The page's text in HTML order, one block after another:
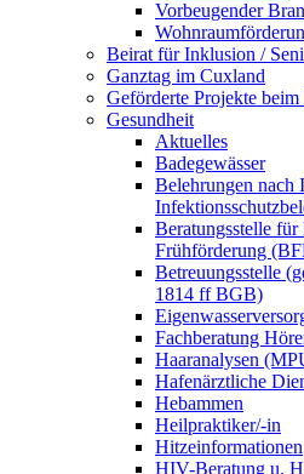
Vorbeugender
Beirat für Inklusion /
Ganztag im Cuxland
Geförderte Projekte
Gesundheit
Aktuelles
Badegewässer
Belehrungen nach
Beratungsstelle
Frühförderung
Betreuungsstelle
1814 ff BGB)
Fachberatung
Haaranalysen
Hafenärztliche
Hebammen
Heilpraktiker/-in
Hitzeinformationen
HIV-Beratung u.